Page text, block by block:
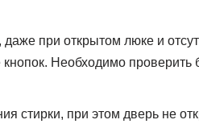
при открытом люке и
кнопок. Необходимо
стирки, при этом дверь не